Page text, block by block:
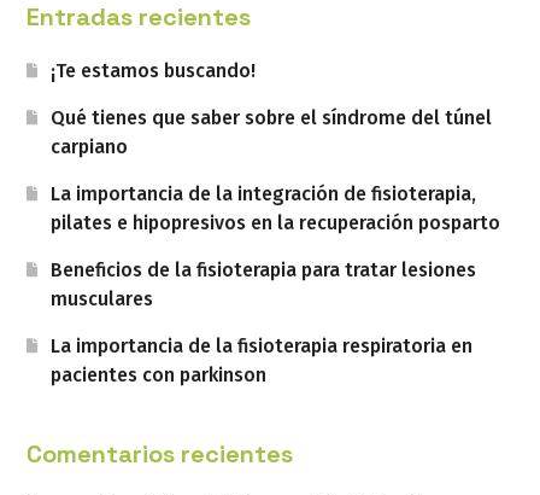
Entradas recientes
¡Te estamos buscando!
Qué tienes que saber sobre el síndrome del túnel
carpiano
La importancia de la integración de fisioterapia,
pilates e hipopresivos en la recuperación posparto
Beneficios de la fisioterapia para tratar lesiones
musculares
La importancia de la fisioterapia respiratoria en
pacientes con parkinson
Comentarios recientes